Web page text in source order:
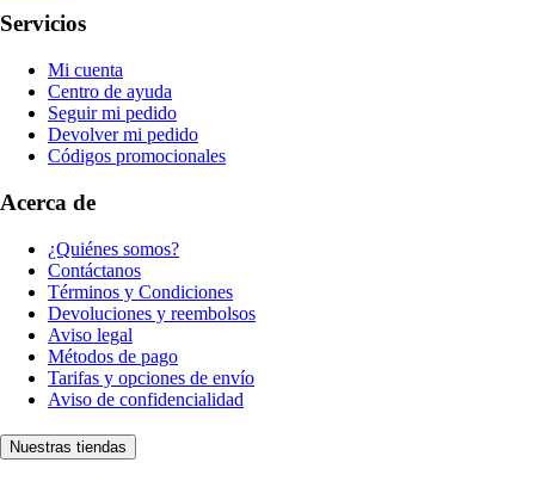
Servicios
Mi cuenta
Centro de ayuda
Seguir mi pedido
Devolver mi pedido
Códigos promocionales
Acerca de
¿Quiénes somos?
Contáctanos
Términos y Condiciones
Devoluciones y reembolsos
Aviso legal
Métodos de pago
Tarifas y opciones de envío
Aviso de confidencialidad
Nuestras tiendas